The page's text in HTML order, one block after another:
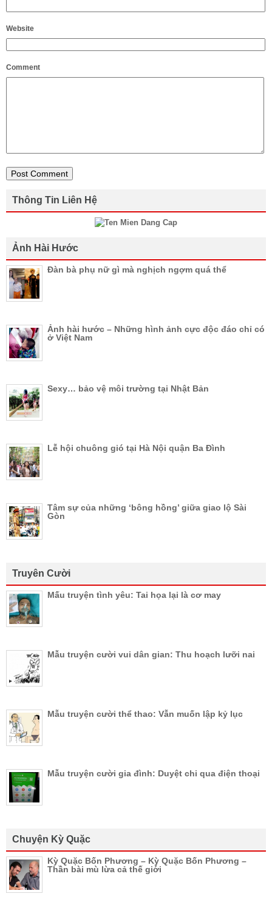
Website
Comment
Thông Tin Liên Hệ
Ảnh Hài Hước
Đàn bà phụ nữ gì mà nghịch ngợm quá thể
Ảnh hài hước – Những hình ảnh cực độc đáo chỉ có
ở Việt Nam
Sexy… bảo vệ môi trường tại Nhật Bản
Lễ hội chuông gió tại Hà Nội quận Ba Đình
Tâm sự của những ‘bông hồng’ giữa giao lộ Sài
Gòn
Truyên Cười
Mấu truyện tình yêu: Tai họa lại là cơ may
Mẫu truyện cười vui dân gian: Thu hoạch lưỡi nai
Mẫu truyện cười thể thao: Vẫn muốn lập kỷ lục
Mẫu truyện cười gia đình: Duyệt chi qua điện thoại
Chuyện Kỳ Quặc
Kỳ Quặc Bốn Phương – Kỳ Quặc Bốn Phương –
Thần bài mù lừa cả thế giới